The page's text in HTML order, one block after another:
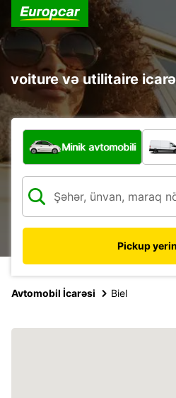
voiture və utilitaire
Hansı növ nəqliyyat vasitəsi?
Minik avtomobili
Pickup
Avtomobil İcarəsi Biel